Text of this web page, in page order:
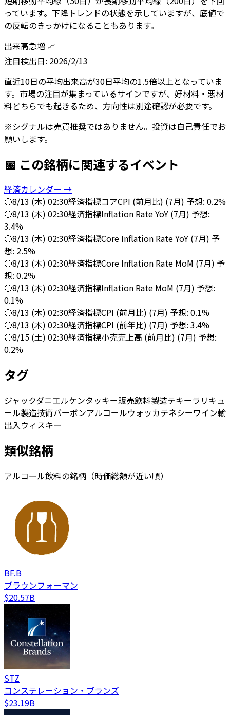
っています。下降トレンドの状態を示していますが、底値で
の反転のきっかけになることもあります。
出来高急増 📈
注目検出日: 2026/2/13
直近10日の平均出来高が30日平均の1.5倍以上となっていま
す。市場の注目が集まっているサインですが、好材料・悪材
料どちらでも起きるため、方向性は別途確認が必要です。
※シグナルは売買推奨ではありません。投資は自己責任でお
願いします。
📅 この銘柄に関連するイベント
経済カレンダー →
🔴8/13 (木) 02:30経済指標コアCPI (前月比) (7月) 予想: 0.2%
🔴8/13 (木) 02:30経済指標Inflation Rate YoY (7月) 予想:
3.4%
🔴8/13 (木) 02:30経済指標Core Inflation Rate YoY (7月) 予
想: 2.5%
🔴8/13 (木) 02:30経済指標Core Inflation Rate MoM (7月) 予
想: 0.2%
🔴8/13 (木) 02:30経済指標Inflation Rate MoM (7月) 予想:
0.1%
🔴8/13 (木) 02:30経済指標CPI (前月比) (7月) 予想: 0.1%
🔴8/13 (木) 02:30経済指標CPI (前年比) (7月) 予想: 3.4%
🔴8/15 (土) 02:30経済指標小売売上高 (前月比) (7月) 予想:
0.2%
タグ
ジャックダニエルケンタッキー販売飲料製造テキーラ リキュ
ール製造技術バーボンアルコールウォッカテネシーワイン輸
出入ウィスキー
類似銘柄
アルコール飲料の銘柄（時価総額が近い順）
BF.B
ブラウンフォーマン
$20.57B
STZ
コンステレーション・ブランズ
$23.19B